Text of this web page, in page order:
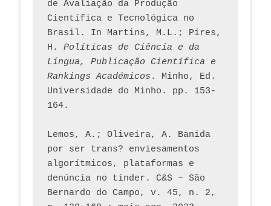
de Avaliação da Produção
Científica e Tecnológica no
Brasil. In Martins, M.L.; Pires,
H. Políticas de Ciência e da
Língua, Publicação Científica e
Rankings Académicos . Minho, Ed.
Universidade do Minho. pp. 153-
164.
Lemos, A.; Oliveira, A. Banida
por ser trans? enviesamentos
algorítmicos, plataformas e
denúncia no tinder. C&S – São
Bernardo do Campo, v. 45, n. 2,